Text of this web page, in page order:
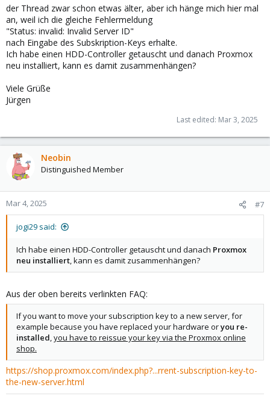
der Thread zwar schon etwas älter, aber ich hänge mich hier mal
an, weil ich die gleiche Fehlermeldung
"Status: invalid: Invalid Server ID"
nach Eingabe des Subskription-Keys erhalte.
Ich habe einen HDD-Controller getauscht und danach Proxmox
neu installiert, kann es damit zusammenhängen?
Viele Grüße
Jürgen
Last edited: Mar 3, 2025
Neobin
Distinguished Member
Mar 4, 2025 #7
jogi29 said:
Ich habe einen HDD-Controller getauscht und danach Proxmox
neu installiert, kann es damit zusammenhängen?
Aus der oben bereits verlinkten FAQ:
If you want to move your subscription key to a new server, for
example because you have replaced your hardware oryou re-
installed,you have to reissue your key via the Proxmox online
shop.
https://shop.proxmox.com/index.php?...rrent-subscription-key-to-
the-new-server.html